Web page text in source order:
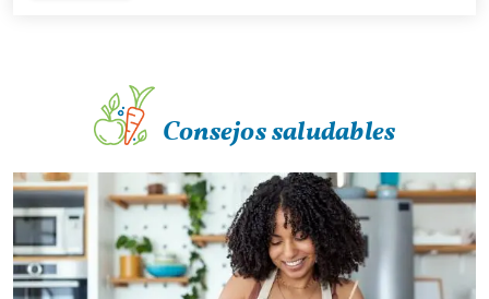
Consejos saludables